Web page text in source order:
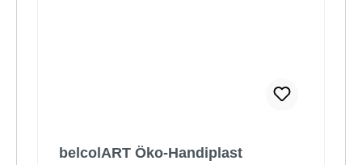
belcolART Öko-Handiplast